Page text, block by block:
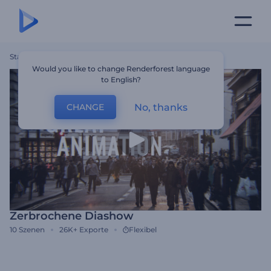
Startseite
Zerbrochene Diashow
10 Szenen 26K+ Exporte Flexibel
Would you like to change Renderforest language
to English?
CHANGE No, thanks